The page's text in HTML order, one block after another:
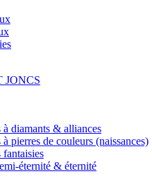
JONCS
à diamants & alliances
à pierres de couleurs (naissances)
fantaisies
éternité & éternité